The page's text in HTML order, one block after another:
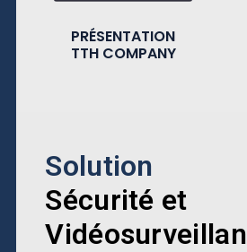
PRÉSENTATION
TTH COMPANY
Solution
Sécurité et